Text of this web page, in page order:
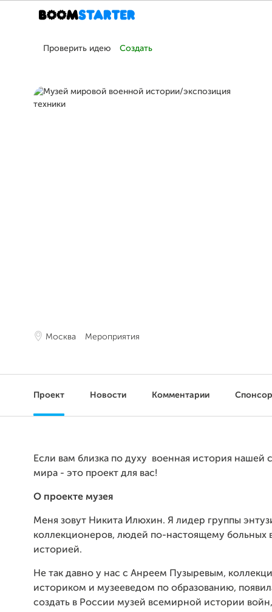
Проверить идею Создать
Москва Мероприятия
Проект Новости Комментарии
Если вам близка по духу военная история нашей
мира - это проект для вас!
О проекте музея
Меня зовут Никита Илюхин. Я лидер группы
коллекционеров, людей по-настоящему больных
историей.
Не так давно у нас с Анреем Пузыревым,
историком и музееведом по образованию,
создать в России музей всемирной истории